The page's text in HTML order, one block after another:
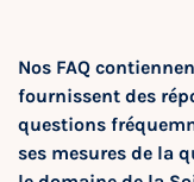
Nos FAQ
fournissent des
questions
ses mesures de la